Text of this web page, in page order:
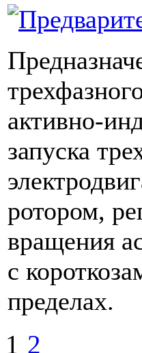
активно-
запуска
ротором,
вращения
с
пределах.
1 2